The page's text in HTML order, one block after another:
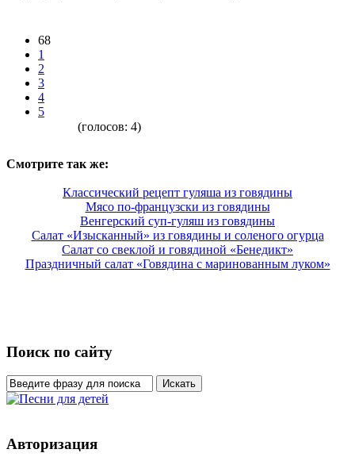
68
1
2
3
4
5
(голосов: 4)
Смотрите так же:
Классический рецепт гуляша из говядины
Мясо по-французски из говядины
Венгерский суп-гуляш из говядины
Салат «Изысканный» из говядины и соленого огурца
Салат со свеклой и говядиной «Бенедикт»
Праздничный салат «Говядина с маринованным луком»
Поиск по сайту
Авторизация